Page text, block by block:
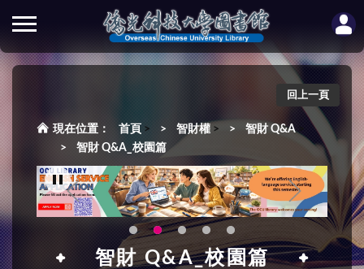
回上一頁
首頁 > 智財權 > 智財 Q&A>
智財 Q&A_校園篇
智財 Q&A_校園篇